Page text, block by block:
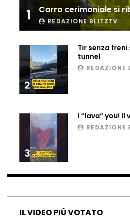
Matteo Renzi
chiude in 4 ore e 10:
me is very difficult”
Ingresso da film a
plana tra le rovine
deposito di
Il sindaco Silvia
Notte incantata a
la prima neve
1 Carro cerimoniale si
REDAZIONE BLITZTV
2
Tir senza
tunnel
REDAZIONE
3
I “lava” you!
REDAZIONE
IL VIDEO PIÙ VOTATO